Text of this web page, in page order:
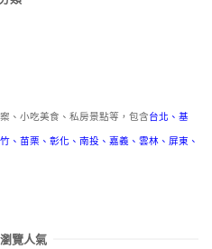
、小吃美食、私房景點等，包含台北 、 基
、 苗栗 、 彰化 、 南投 、 嘉義 、 雲林 、 屏東 、
覽人氣